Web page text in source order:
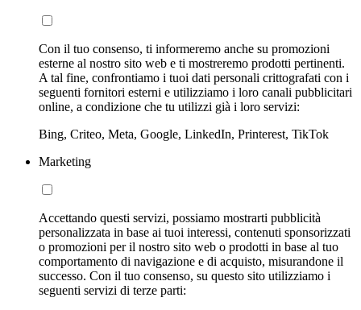
Con il tuo consenso, ti informeremo anche su promozioni
esterne al nostro sito web e ti mostreremo prodotti pertinenti.
A tal fine, confrontiamo i tuoi dati personali crittografati con i
seguenti fornitori esterni e utilizziamo i loro canali pubblicitari
online, a condizione che tu utilizzi già i loro servizi:
Bing, Criteo, Meta, Google, LinkedIn, Printerest, TikTok
Marketing
Accettando questi servizi, possiamo mostrarti pubblicità
personalizzata in base ai tuoi interessi, contenuti sponsorizzati
o promozioni per il nostro sito web o prodotti in base al tuo
comportamento di navigazione e di acquisto, misurandone il
successo. Con il tuo consenso, su questo sito utilizziamo i
seguenti servizi di terze parti: